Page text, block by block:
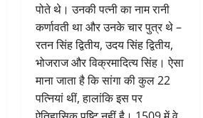
पोते थे। उनकी पत्नी का नाम रानी
कर्णावती था और उनके चार पुत्र थे –
रतन सिंह द्वितीय, उदय सिंह द्वितीय,
भोजराज और विक्रमादित्य सिंह। ऐसा
माना जाता है कि सांगा की कुल 22
पत्नियां थीं, हालांकि इस पर